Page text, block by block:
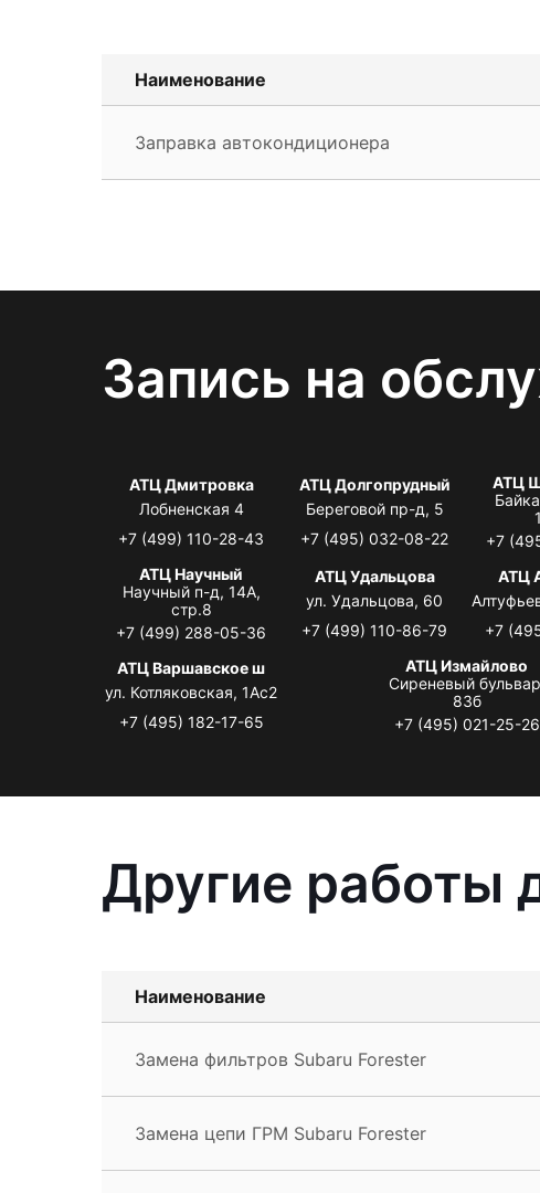
Наименование
Заправка автокондиционера
Запись на
АТЦ Дмитровка
Лобненская 4
+7 (499) 110-28-43
АТЦ Долгопрудный
Береговой пр-д, 5
+7 (495) 032-08-22
АТЦ
+7
АТЦ Научный
Научный п-д, 14А,
стр.8
+7 (499) 288-05-36
АТЦ Удальцова
ул. Удальцова, 60
+7 (499) 110-86-79
АТЦ
+7
АТЦ Варшавское ш
ул. Котляковская, 1Ас2
+7 (495) 182-17-65
АТЦ Измайлово
Сиреневый
83б
+7 (495) 021-25-26
Другие работы
Наименование
Замена фильтров Subaru Forester
Замена цепи ГРМ Subaru Forester